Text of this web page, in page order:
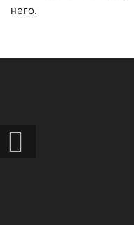
него.